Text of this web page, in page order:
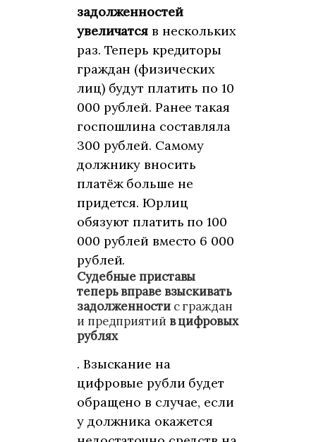
задолженностей
увеличатся в нескольких
раз. Теперь кредиторы
граждан (физических
лиц) будут платить по 10
000 рублей. Ранее такая
госпошлина составляла
300 рублей. Самому
должнику вносить
платёж больше не
придется. Юрлиц
обязуют платить по 100
000 рублей вместо 6 000
рублей.
Судебные приставы
теперь вправе взыскивать
задолженностис граждан
и предприятий в цифровых
рублях
. Взыскание на
цифровые рубли будет
обращено в случае, если
у должника окажется